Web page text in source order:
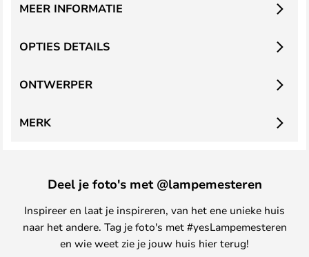
OPTIES DETAILS
MEER INFORMATIE
ONTWERPER
MERK
Deel je foto's met @lampemesteren
Inspireer en laat je inspireren, van het ene unieke huis
naar het andere. Tag je foto's met #yesLampemesteren
en wie weet zie je jouw huis hier terug!